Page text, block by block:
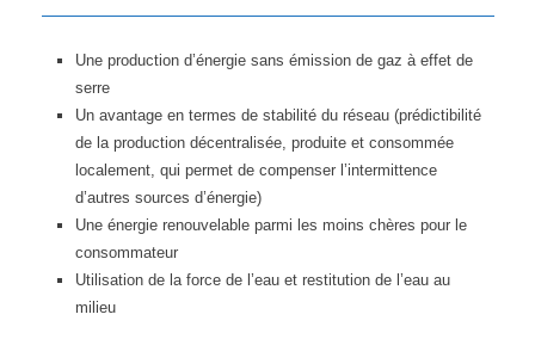
Une production d’énergie sans émission de gaz à effet de
serre
Un avantage en termes de stabilité du réseau (prédictibilité
de la production décentralisée, produite et consommée
localement, qui permet de compenser l’intermittence
d’autres sources d’énergie)
Une énergie renouvelable parmi les moins chères pour le
consommateur
Utilisation de la force de l’eau et restitution de l’eau au
milieu